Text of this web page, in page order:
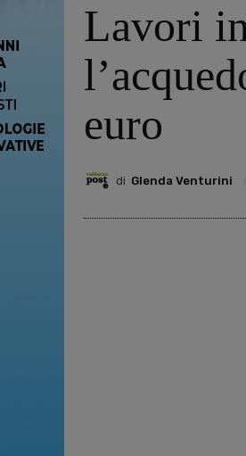
Lavori
euro
di Glenda Venturini